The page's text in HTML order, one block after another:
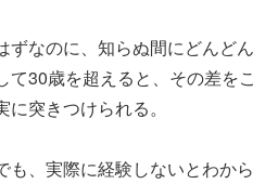
ずなのに、知らぬ間にどんどん
30歳を超えると、その差をこ
突きつけられる。
も、実際に経験しないとわから